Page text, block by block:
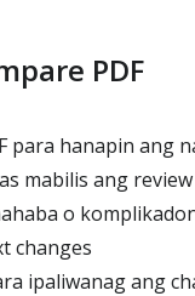
PDF
para hanapin ang
mabilis ang review
o
changes
ipaliwanag ang